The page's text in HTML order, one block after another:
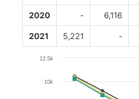
2020 - 6,116
2021 5,221 -
10k
12.5k